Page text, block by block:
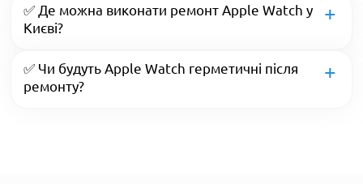
✅ Де можна виконати ремонт Apple Watch у
Києві?
✅ Чи будуть Apple Watch герметичні після
ремонту?